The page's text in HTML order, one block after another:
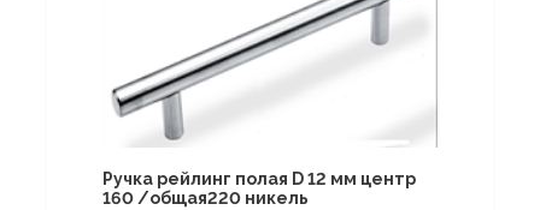
Ручка рейлинг полая D 12 мм центр
160 /общая220 никель